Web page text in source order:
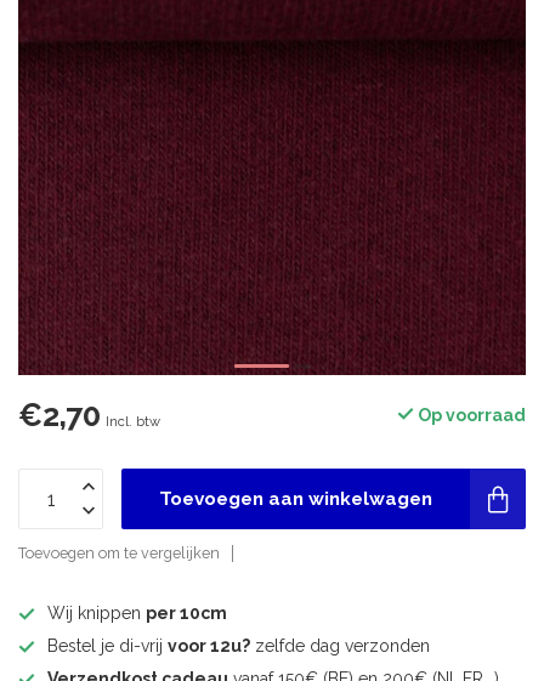
€2,70 Incl. btw Op voorraad
Toevoegen aan winkelwagen
Toevoegen om te vergelijken
Wij knippen per 10cm
Bestel je di-vrij voor 12u? zelfde dag verzonden